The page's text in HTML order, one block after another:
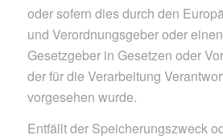
oder sofern dies durch den
und Verordnungsgeber oder
Gesetzgeber in Gesetzen oder
der für die Verarbeitung
vorgesehen wurde.
Entfällt der Speicherungszweck